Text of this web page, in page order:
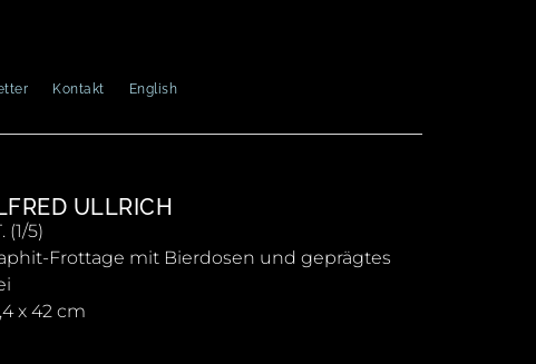
Kontakt English
ULLRICH
(1/5)
Frottage mit Bierdosen und geprägtes
x 42 cm